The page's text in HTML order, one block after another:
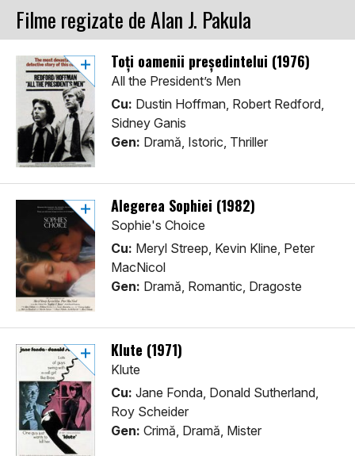
Filme regizate de Alan J. Pakula
Toți oamenii președintelui (1976)
All the President’s Men
Cu: Dustin Hoffman, Robert Redford,
Sidney Ganis
Gen: Dramă, Istoric, Thriller
Alegerea Sophiei (1982)
Sophie's Choice
Cu: Meryl Streep, Kevin Kline, Peter
MacNicol
Gen: Dramă, Romantic, Dragoste
Klute (1971)
Klute
Cu: Jane Fonda, Donald Sutherland,
Roy Scheider
Gen: Crimă, Dramă, Mister